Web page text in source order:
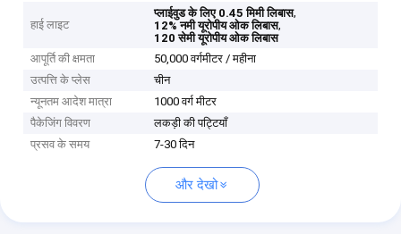
हाई लाइट
प्लाईवुड के लिए 0.45 मिमी लिबास,
12% नमी यूरोपीय ओक लिबास,
120 सेमी यूरोपीय ओक लिबास
आपूर्ति की क्षमता
50,000 वर्गमीटर / महीना
उत्पत्ति के प्लेस
चीन
न्यूनतम आदेश मात्रा
1000 वर्ग मीटर
पैकेजिंग विवरण
लकड़ी की पट्टियाँ
प्रसव के समय
7-30 दिन
और देखो